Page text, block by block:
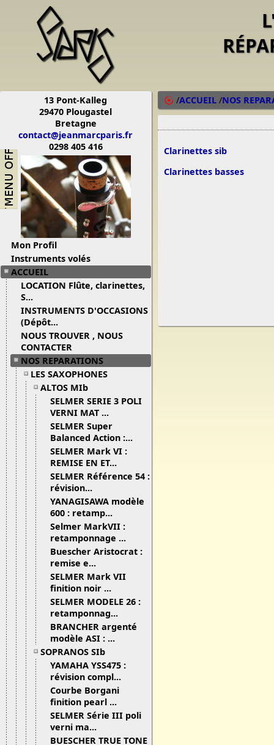
13 Pont-Kalleg
29470 Plougastel
Bretagne
contact@jeanmarcparis.fr
0298 405 416
Mon Profil
Instruments volés
ACCUEIL
LOCATION Flûte, clarinettes,
S...
INSTRUMENTS D'OCCASIONS
(Dépôt...
NOUS TROUVER , NOUS
CONTACTER
NOS REPARATIONS
LES SAXOPHONES
ALTOS MIb
SELMER SERIE 3 POLI
VERNI MAT ...
SELMER Super
Balanced Action :...
SELMER Mark VI :
REMISE EN ET...
SELMER Référence 54 :
révision...
YANAGISAWA modèle
600 : retamp...
Selmer MarkVII :
retamponnage ...
Buescher Aristocrat :
remise e...
SELMER Mark VII
finition noir ...
SELMER MODELE 26 :
retamponnag...
BRANCHER argenté
modèle ASI : ...
SOPRANOS SIb
YAMAHA YSS475 :
révision compl...
Courbe Borgani
finition pearl ...
SELMER Série III poli
verni ma...
BUESCHER TRUE TONE
/ACCUEIL /NOS
Clarinettes sib
Clarinettes basses